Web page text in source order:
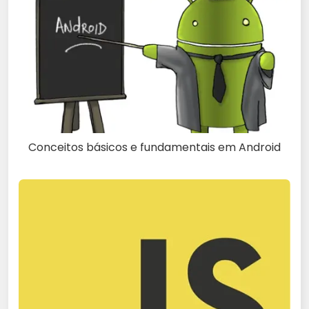
Conceitos básicos e fundamentais em Android